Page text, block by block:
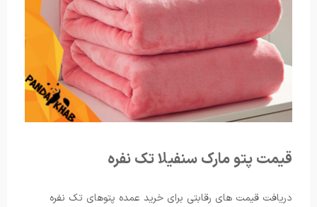
قیمت پتو مارک سنفیلا تک نفره
دریافت قیمت های رقابتی برای خرید عمده پتوهای تک نفره